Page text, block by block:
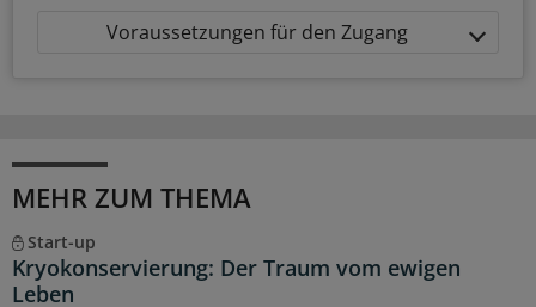
Voraussetzungen für den Zugang
MEHR ZUM THEMA
Start-up
Kryokonservierung: Der Traum vom ewigen
Leben